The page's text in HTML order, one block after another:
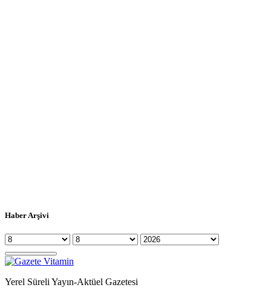
Haber Arşivi
Yerel Süreli Yayın-Aktüel Gazetesi